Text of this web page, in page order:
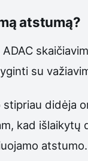
atstumą?
su
didėja
kad
atstumo.